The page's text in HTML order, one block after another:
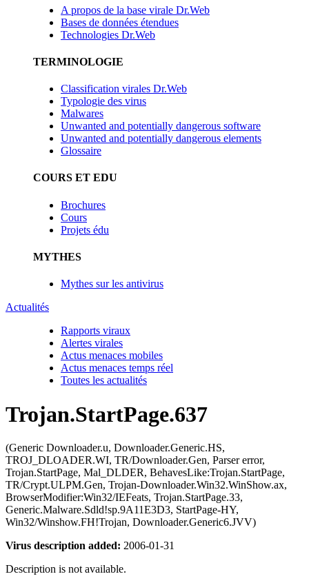
A propos de la base virale Dr.Web
Bases de données étendues
Technologies Dr.Web
TERMINOLOGIE
Classification virales Dr.Web
Typologie des virus
Malwares
Unwanted and potentially dangerous software
Unwanted and potentially dangerous elements
Glossaire
COURS ET EDU
Brochures
Cours
Projets édu
MYTHES
Mythes sur les antivirus
Actualités
Rapports viraux
Alertes virales
Actus menaces mobiles
Actus menaces temps réel
Toutes les actualités
Trojan.StartPage.637
(Generic Downloader.u, Downloader.Generic.HS,
TROJ_DLOADER.WI, TR/Downloader.Gen, Parser error,
Trojan.StartPage, Mal_DLDER, BehavesLike:Trojan.StartPage,
TR/Crypt.ULPM.Gen, Trojan-Downloader.Win32.WinShow.ax,
BrowserModifier:Win32/IEFeats, Trojan.StartPage.33,
Generic.Malware.Sdld!sp.9A11E3D3, StartPage-HY,
Win32/Winshow.FH!Trojan, Downloader.Generic6.JVV)
Virus description added: 2006-01-31
Description is not available.